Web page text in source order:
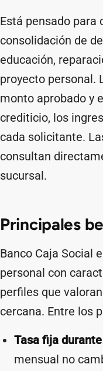
Está pensado para
consolidación de
educación,
proyecto personal.
monto aprobado y
crediticio, los
cada solicitante.
consultan
sucursal.
Principales
Banco Caja Social
personal con
perfiles que
cercana. Entre los
Tasa fija
mensual no